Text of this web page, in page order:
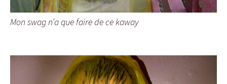
Mon swag n’a que faire de ce kaway